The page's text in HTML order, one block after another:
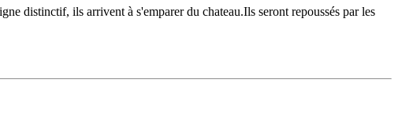
distinctif, ils arrivent à s'emparer du chateau.Ils seront repoussés par les